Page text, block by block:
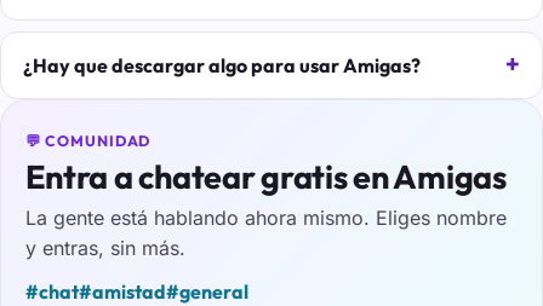
¿Hay que descargar algo para usar Amigas?
💬 COMUNIDAD
Entra a chatear gratis en Amigas
La gente está hablando ahora mismo. Eliges nombre
y entras, sin más.
#chat#amistad#general